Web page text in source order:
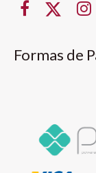
Formas de